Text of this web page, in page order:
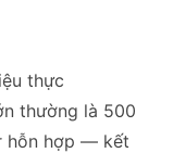
thực
thường là 500
hỗn hợp — kết